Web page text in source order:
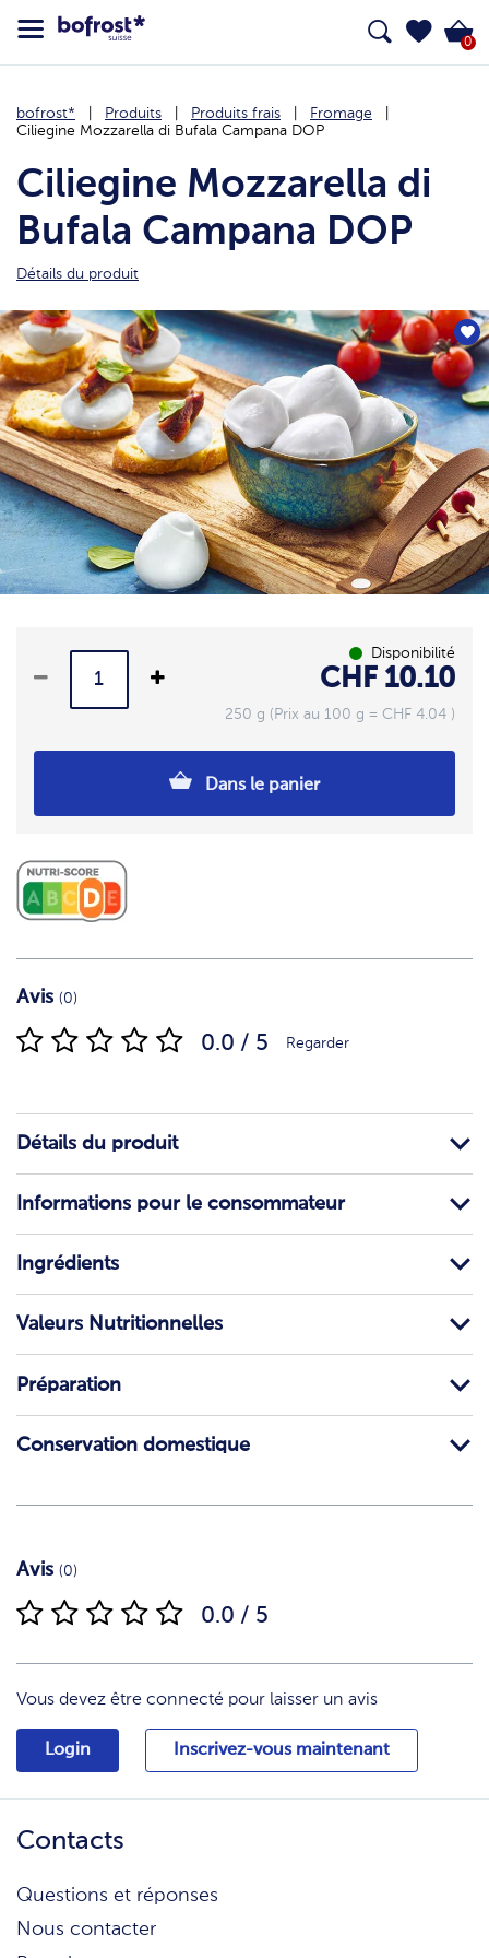
0
bofrost* Produits Produits frais
Fromage
Ciliegine Mozzarella di Bufala Campana DOP
Ciliegine Mozzarella di
Bufala Campana DOP
Détails du produit
Disponibilité
CHF 10.10
250 g (Prix au 100 g = CHF 4.04 )
Dans le panier
Avis (0)
0.0 / 5 Regarder
Détails du produit
Informations pour le consommateur
Ingrédients
Valeurs Nutritionnelles
Préparation
Conservation domestique
Avis (0)
0.0 / 5
Vous devez être connecté pour laisser un avis
Login Inscrivez-vous maintenant
Contacts
Questions et réponses
Nous contacter